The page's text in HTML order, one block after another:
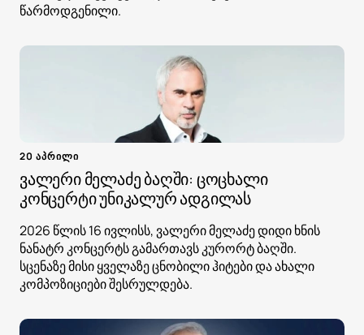
წარმოდგენილი.
20 აპრილი
ვალერი მელაძე ბაღში: ცოცხალი
კონცერტი უნიკალურ ადგილას
2026 წლის 16 ივლისს, ვალერი მელაძე დიდი ხნის
ნანატრ კონცერტს გამართავს კურორტ ბაღში.
სცენაზე მისი ყველაზე ცნობილი ჰიტები და ახალი
კომპოზიციები შესრულდება.